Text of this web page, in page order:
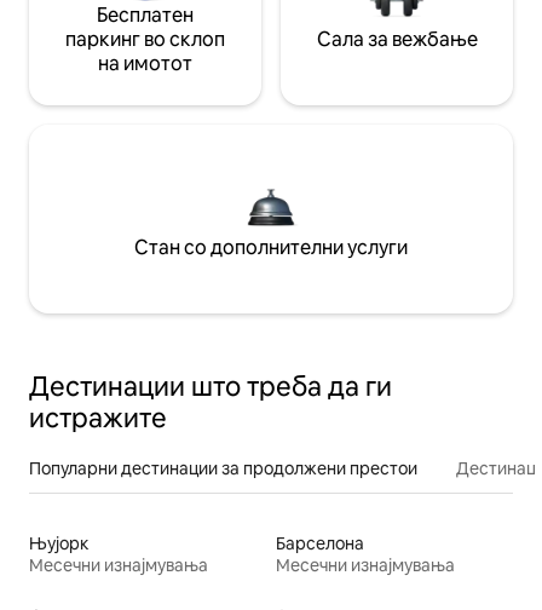
Бесплатен
паркинг во склоп
на имотот
Сала за вежбање
Стан со дополнителни услуги
Дестинации што треба да ги
истражите
Популарни дестинации за продолжени престои
Њујорк
Месечни изнајмувања
Барселона
Месечни изнајмувања